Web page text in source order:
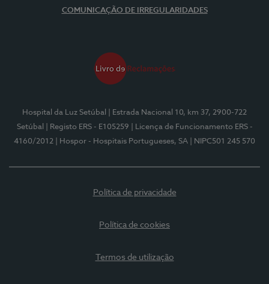
COMUNICAÇÃO DE IRREGULARIDADES
Hospital da Luz Setúbal
| Estrada Nacional 10, km 37, 2900-722
Setúbal
| Registo ERS - E105259
| Licença de Funcionamento ERS -
4160/2012
| Hospor - Hospitais Portugueses, SA | NIPC501 245 570
Política de privacidade
Política de cookies
Termos de utilização